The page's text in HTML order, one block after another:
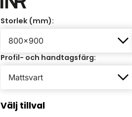
Storlek (mm):
Profil- och handtagsfärg:
Välj tillval